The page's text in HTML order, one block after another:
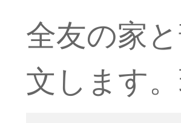
全友の家
文します